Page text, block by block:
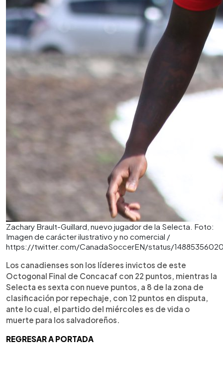
Zachary Brault-Guillard, nuevo jugador de la Selecta. Foto:
Imagen de carácter ilustrativo y no comercial /
https://twitter.com/CanadaSoccerEN/status/
Los canadienses son los líderes invictos de este
Octogonal Final de Concacaf con 22 puntos, mientras la
Selecta es sexta con nueve puntos, a 8 de la zona de
clasificación por repechaje, con 12 puntos en disputa,
ante lo cual, el partido del miércoles es de vida o
muerte para los salvadoreños.
REGRESAR A PORTADA